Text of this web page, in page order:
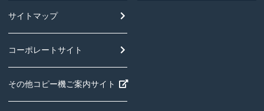
サイトマップ
コーポレートサイト
その他コピー機ご案内サイト